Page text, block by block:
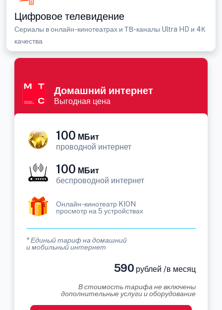
Цифровое телевидение
Сериалы в онлайн-кинотеатрах и ТВ-каналы Ultra HD и 4К
качества
Домашний интернет
Выгодная цена
100 МБит
проводной интернет
100 МБит
беспроводной интернет
Онлайн-кинотеатр KION
просмотр на 5 устройствах
* Единый тариф на домашний
и мобильный интернет
590 рублей /в месяц
В стоимость тарифа не включены
дополнительные услуги и оборудование